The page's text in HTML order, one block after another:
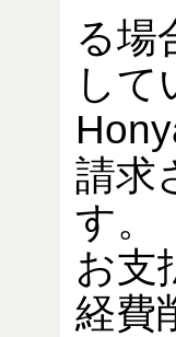
る場
して
請求
す。
お支
経費